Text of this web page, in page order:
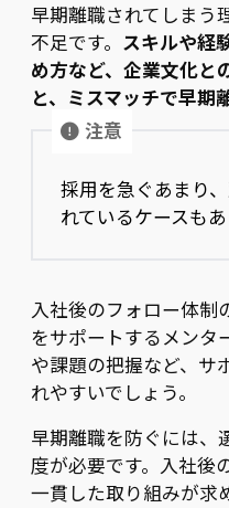
早期離職されてしまう
不足です。 スキルや経
め方など、企業文化と
と、ミスマッチで早期
注意
採用を急ぐあまり
れているケースもあ
入社後のフォロー体制
をサポートするメンタ
や課題の把握など、サ
れやすいでしょう。
早期離職を防ぐには、
度が必要です。入社後
一貫した取り組みが求